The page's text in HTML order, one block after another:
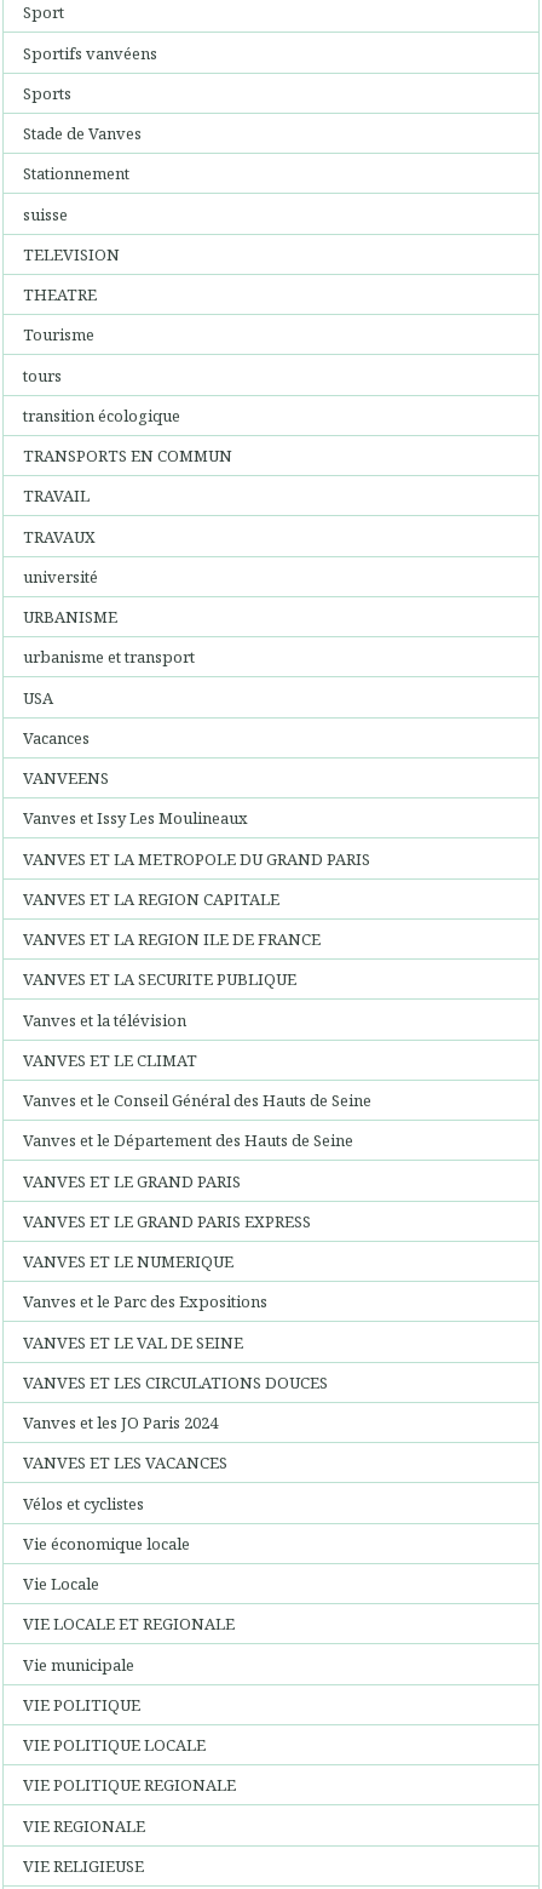
Sport
Sportifs vanvéens
Sports
Stade de Vanves
Stationnement
suisse
TELEVISION
THEATRE
Tourisme
tours
transition écologique
TRANSPORTS EN COMMUN
TRAVAIL
TRAVAUX
université
URBANISME
urbanisme et transport
USA
Vacances
VANVEENS
Vanves et Issy Les Moulineaux
VANVES ET LA METROPOLE DU GRAND PARIS
VANVES ET LA REGION CAPITALE
VANVES ET LA REGION ILE DE FRANCE
VANVES ET LA SECURITE PUBLIQUE
Vanves et la télévision
VANVES ET LE CLIMAT
Vanves et le Conseil Général des Hauts de Seine
Vanves et le Département des Hauts de Seine
VANVES ET LE GRAND PARIS
VANVES ET LE GRAND PARIS EXPRESS
VANVES ET LE NUMERIQUE
Vanves et le Parc des Expositions
VANVES ET LE VAL DE SEINE
VANVES ET LES CIRCULATIONS DOUCES
Vanves et les JO Paris 2024
VANVES ET LES VACANCES
Vélos et cyclistes
Vie économique locale
Vie Locale
VIE LOCALE ET REGIONALE
Vie municipale
VIE POLITIQUE
VIE POLITIQUE LOCALE
VIE POLITIQUE REGIONALE
VIE REGIONALE
VIE RELIGIEUSE